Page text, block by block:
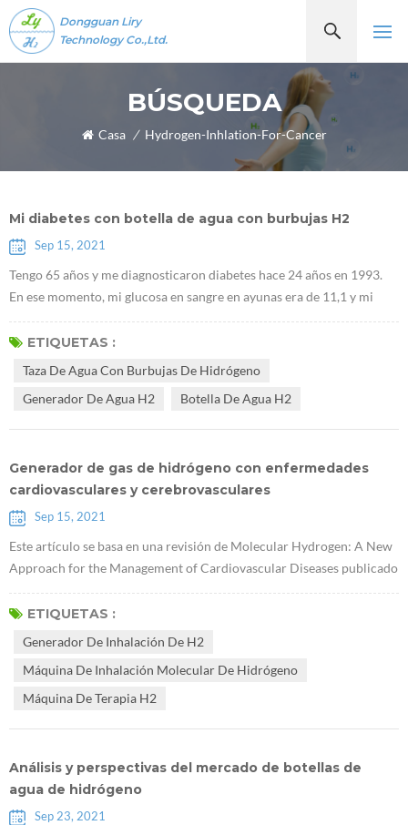
Dongguan Liry
Technology Co.,Ltd.
BÚSQUEDA
Casa / Hydrogen-Inhlation-For-Cancer
Mi diabetes con botella de agua con burbujas H2
Sep 15, 2021
Tengo 65 años y me diagnosticaron diabetes hace 24 años en 1993.
En ese momento, mi glucosa en sangre en ayunas era de 11,1 y mi
glucosa en sangre 2 horas después de las comidas era de 15,8. El
doctor me recetó dos medicinas, FENFORMINI CLORHIDRATO y D
que padece diab...
ETIQUETAS :
Taza De Agua Con Burbujas De Hidrógeno
Generador De Agua H2
Botella De Agua H2
Generador de gas de hidrógeno con enfermedades
cardiovasculares y cerebrovasculares
Sep 15, 2021
Este artículo se basa en una revisión de Molecular Hydrogen: A New
Approach for the Management of Cardiovascular Diseases publicado
en World Heart Journal por Viliam Mojto y otros de la Universidad
Kominas en la República Checa en 2018. Resumen: Se reconoce que
capacidad antioxi...
ETIQUETAS :
Generador De Inhalación De H2
Máquina De Inhalación Molecular De Hidrógeno
Máquina De Terapia H2
Análisis y perspectivas del mercado de botellas de
agua de hidrógeno
Sep 23, 2021